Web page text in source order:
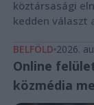
köztársasági
kedden választ
BELFÖLD 2026.
Online
közmédia